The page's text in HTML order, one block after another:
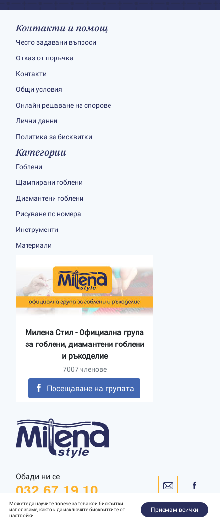
Обади ни се
032 67 19 10
Контакти и помощ
Често задавани въпроси
Отказ от поръчка
Контакти
Общи условия
Онлайн решаване на спорове
Лични данни
Политика за бисквитки
Категории
Гоблени
Щампирани гоблени
Диамантени гоблени
Рисуване по номера
Инструменти
Материали
Милена Стил - Официална група
за гоблени, диамантени гоблени
и ръкоделие
7007 членове
Посещаване на групата
Можете да научите повече за това кои бисквитки
използваме, както и да изключите бисквитките от
настройки
Приемам всички